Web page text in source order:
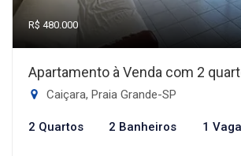
R$ 480.000
Apartamento à Venda com 2
Caiçara, Praia Grande-SP
2 Quartos 2 Banheiros 1 Vaga